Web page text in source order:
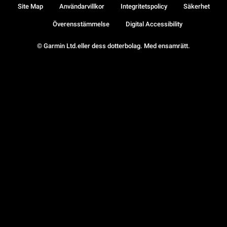
© Garmin Ltd.eller dess dotterbolag. Med ensamrätt.
Site Map Användarvillkor Integritetspolicy Säkerhet
Överensstämmelse Digital Accessibility